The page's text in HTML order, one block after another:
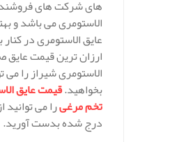
های شرکت های
الاستومری می باشد و
عایق الاستومری در
ارزان ترین قیمت عایق
الاستومری شیراز را می
بخواهید.قیمت عایق
تخم مرغیرا می
درج شده بدست آورید.